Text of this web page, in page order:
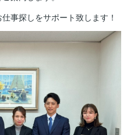
事探しをサポート致します！